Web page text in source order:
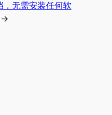
，无需安装任何软
→